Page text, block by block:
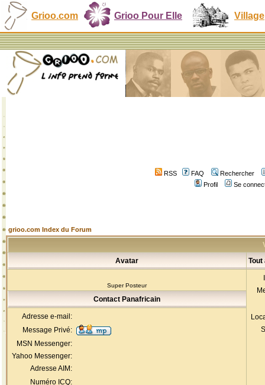
Grioo.com Grioo Pour Elle Village
RSS FAQ
Rechercher
Profil
Se
grioo.com Index du Forum
Avatar
Tout
Super Posteur
Contact Panafricain
Adresse e-mail:
Message Privé:
MSN Messenger:
Yahoo Messenger:
Adresse AIM:
Numéro ICQ: